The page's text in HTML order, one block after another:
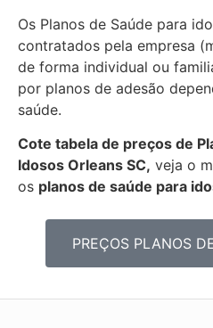
Os Planos de Saúde para
contratados pela empresa
de forma individual ou
por planos de adesão
saúde.
Cote tabela de preços de
Idosos Orleans SC, veja o
os planos de saúde para
PREÇOS PLANOS